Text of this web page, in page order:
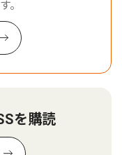
。
を購読